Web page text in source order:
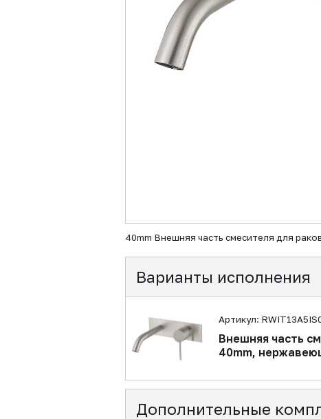
40mm Внешняя часть смесителя для
Варианты исполнения
Артикул:
Внешняя часть
40mm,
Дополнительные